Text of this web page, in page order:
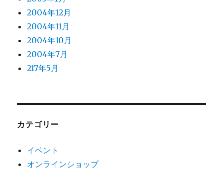
2004年12月
2004年11月
2004年10月
2004年7月
217年5月
カテゴリー
イベント
オンラインショップ